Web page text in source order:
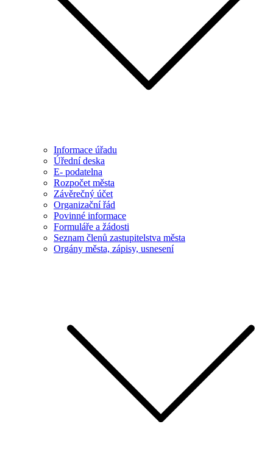
Informace úřadu
Úřední deska
E- podatelna
Rozpočet města
Závěrečný účet
Organizační řád
Povinné informace
Formuláře a žádosti
Seznam členů zastupitelstva města
Orgány města, zápisy, usnesení